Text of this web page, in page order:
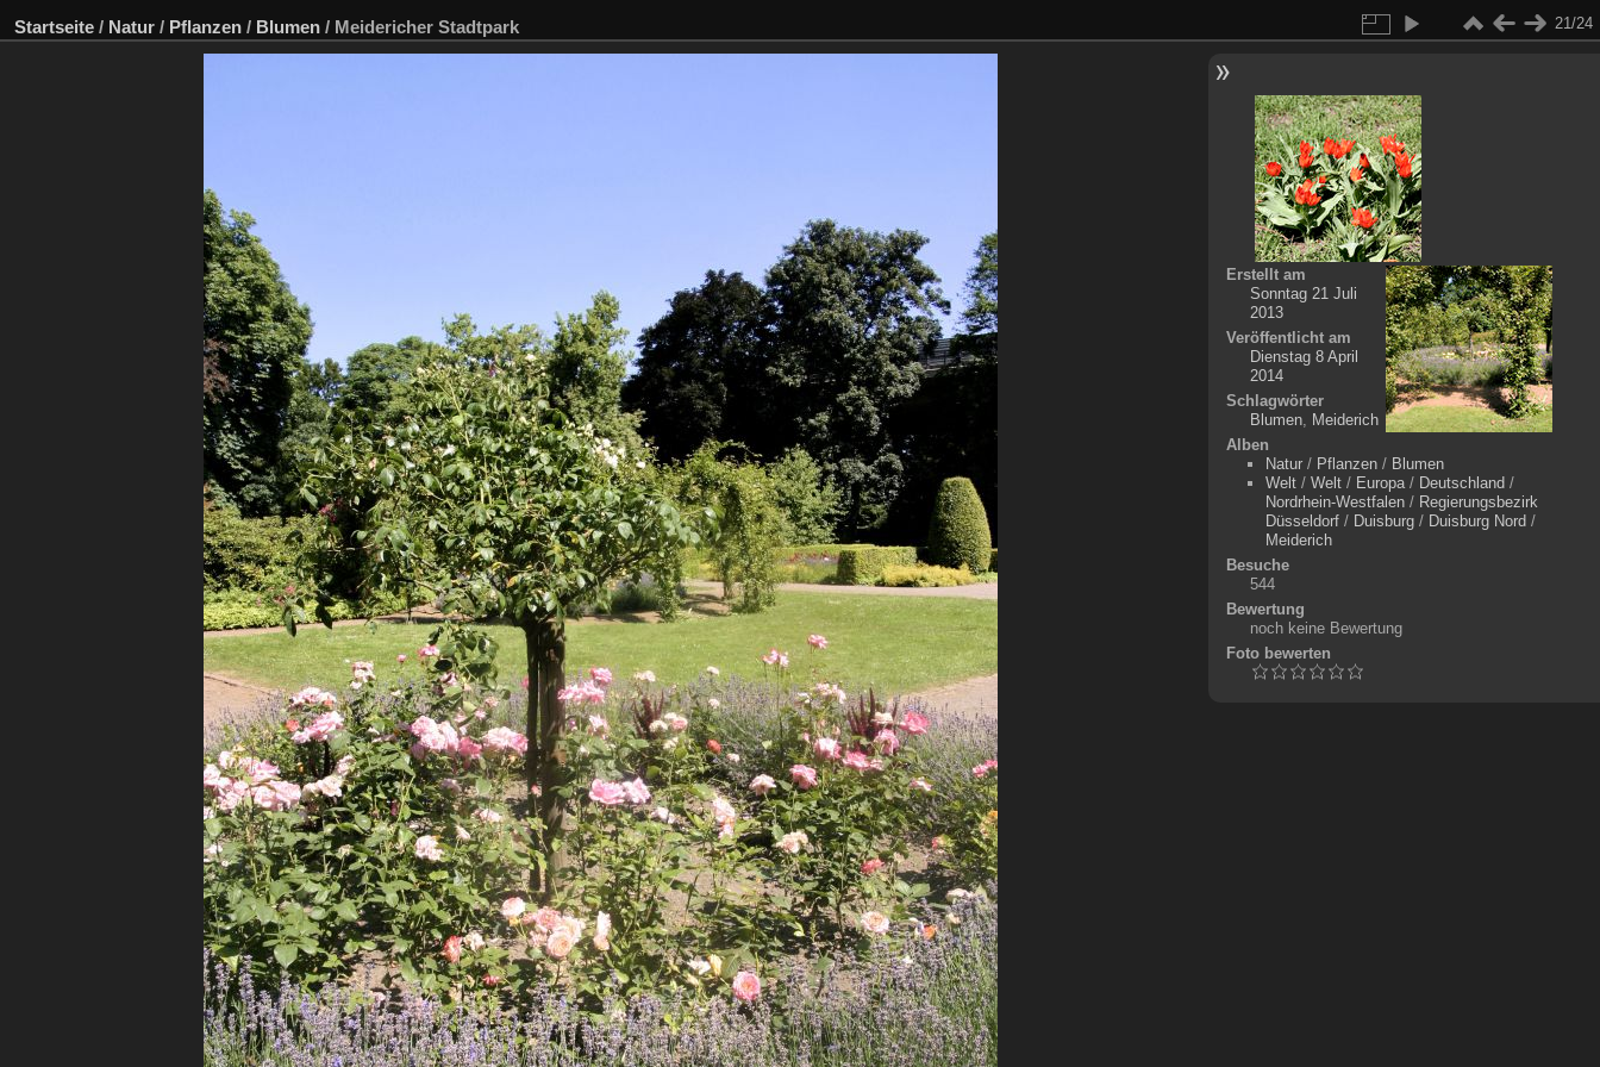
Startseite / Natur / Pflanzen / Blumen / Meidericher Stadtpark 21/24
Erstellt am
Sonntag 21 Juli
2013
Veröffentlicht am
Dienstag 8 April
2014
Schlagwörter
Blumen, Meiderich
Alben
Natur/ Pflanzen/ Blumen
Welt/ Welt/ Europa/ Deutschland /
Nordrhein-Westfalen/ Regierungsbezirk
Düsseldorf/ Duisburg/ Duisburg Nord /
Meiderich
Besuche
544
Bewertung
noch keine Bewertung
Foto bewerten